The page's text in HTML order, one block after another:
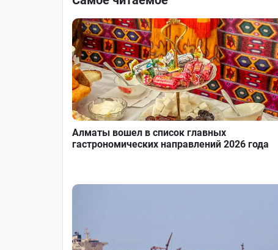
Алматы вошел в список главных
гастрономических направлений 2026 года